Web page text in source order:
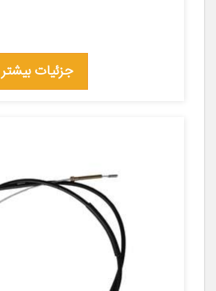
جزئیات بیشتر